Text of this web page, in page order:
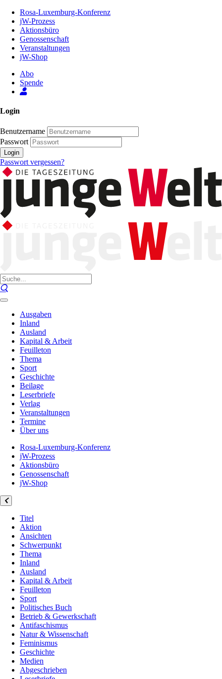
Inhalt
Seite
Rosa-Luxemburg-Konferenz
jW-Prozess
Aktionsbüro
Genossenschaft
Veranstaltungen
jW-Shop
Abo
Spende
Login
Benutzername
Passwort
Login
Passwort vergessen?
Ausgaben
Inland
Ausland
Kapital & Arbeit
Feuilleton
Thema
Sport
Geschichte
Beilage
Leserbriefe
Verlag
Veranstaltungen
Termine
Über uns
Rosa-Luxemburg-Konferenz
jW-Prozess
Aktionsbüro
Genossenschaft
jW-Shop
Titel
Aktion
Ansichten
Schwerpunkt
Thema
Inland
Ausland
Kapital & Arbeit
Feuilleton
Sport
Politisches Buch
Betrieb & Gewerkschaft
Antifaschismus
Natur & Wissenschaft
Feminismus
Geschichte
Medien
Abgeschrieben